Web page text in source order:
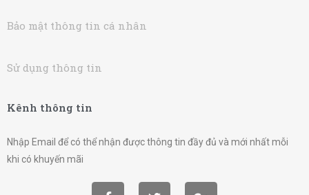
Bảo mật thông tin cá nhân
Sử dụng thông tin
Kênh thông tin
Nhập Email để có thể nhận được thông tin đầy đủ và mới nhất mỗi
khi có khuyến mãi